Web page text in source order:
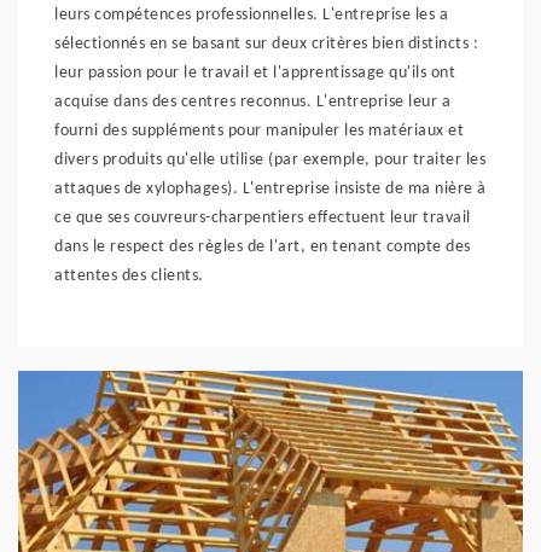
leurs compétences professionnelles. L'entreprise les a
sélectionnés en se basant sur deux critères bien distincts :
leur passion pour le travail et l'apprentissage qu'ils ont
acquise dans des centres reconnus. L'entreprise leur a
fourni des suppléments pour manipuler les matériaux et
divers produits qu'elle utilise (par exemple, pour traiter les
attaques de xylophages). L'entreprise insiste de ma nière à
ce que ses couvreurs-charpentiers effectuent leur travail
dans le respect des règles de l'art, en tenant compte des
attentes des clients.